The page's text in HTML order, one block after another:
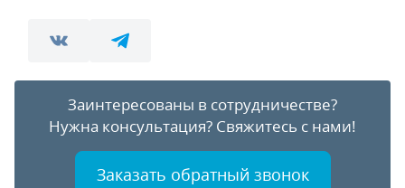
Заинтересованы в сотрудничестве?
Нужна консультация? Свяжитесь с нами!
Заказать обратный звонок